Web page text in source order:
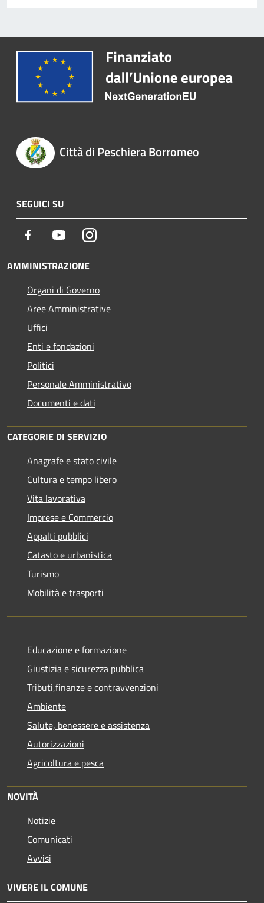
Città di Peschiera Borromeo
SEGUICI SU
Facebook YoutubeInstagram
AMMINISTRAZIONE
Organi di Governo
Aree Amministrative
Uffici
Enti e fondazioni
Politici
Personale Amministrativo
Documenti e dati
CATEGORIE DI SERVIZIO
Anagrafe e stato civile
Cultura e tempo libero
Vita lavorativa
Imprese e Commercio
Appalti pubblici
Catasto e urbanistica
Turismo
Mobilità e trasporti
Educazione e formazione
Giustizia e sicurezza pubblica
Tributi,finanze e contravvenzioni
Ambiente
Salute, benessere e assistenza
Autorizzazioni
Agricoltura e pesca
NOVITÀ
Notizie
Comunicati
Avvisi
VIVERE IL COMUNE